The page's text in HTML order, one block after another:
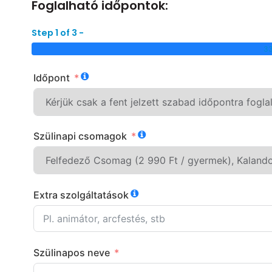
Foglalható időpontok:
Step 1 of 3 -
Időpont
Szülinapi csomagok
Extra szolgáltatások
Szülinapos neve